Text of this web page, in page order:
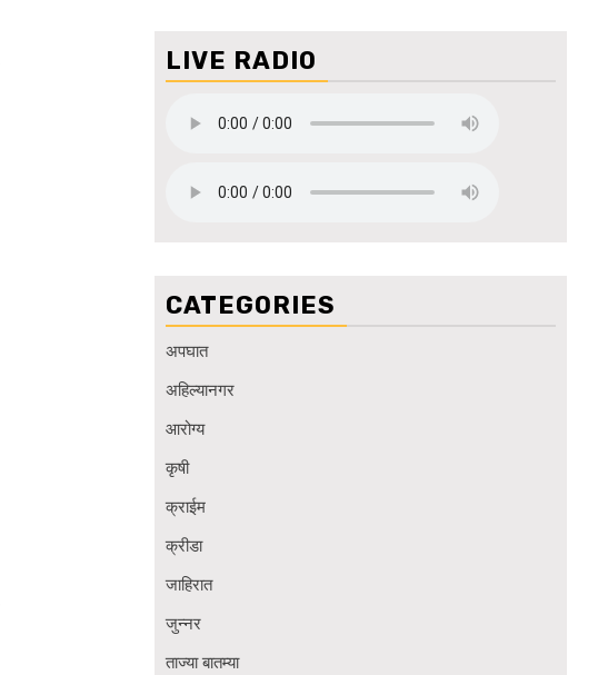
LIVE RADIO
CATEGORIES
अपघात
अहिल्यानगर
आरोग्य
कृषी
क्राईम
क्रीडा
जाहिरात
जुन्नर
ताज्या बातम्या